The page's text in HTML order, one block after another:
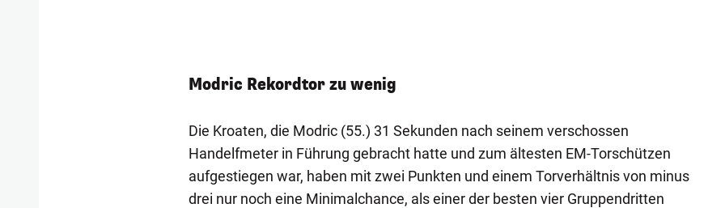
Modric Rekordtor zu wenig
Die Kroaten, die Modric (55.) 31 Sekunden nach seinem verschossen
Handelfmeter in Führung gebracht hatte und zum ältesten EM-Torschützen
aufgestiegen war, haben mit zwei Punkten und einem Torverhältnis von minus
drei nur noch eine Minimalchance, als einer der besten vier Gruppendritten